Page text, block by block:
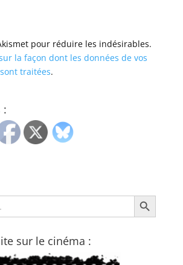
pour réduire les indésirables.
la façon dont les données de vos
traitées.
:
Search Button
sur le cinéma :